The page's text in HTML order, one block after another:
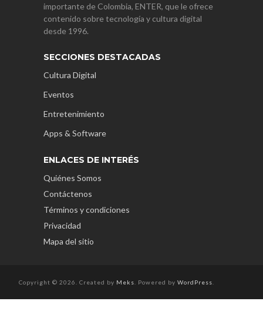
importante de Colombia, ENTER, que le ofrece
contenido sobre tecnología y cultura digital
desde 1996.
SECCIONES DESTACADAS
Cultura Digital
Eventos
Entretenimiento
Apps & Software
ENLACES DE INTERÉS
Quiénes Somos
Contáctenos
Términos y condiciones
Privacidad
Mapa del sitio
Copyright © 2026. Created by Meks . Powered by WordPress